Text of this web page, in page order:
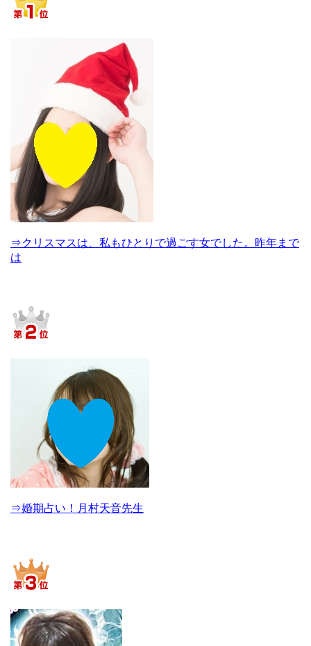
⇒クリスマスは、私もひとりで過ごす女でした。昨年まで
は
⇒婚期占い！月村天音先生